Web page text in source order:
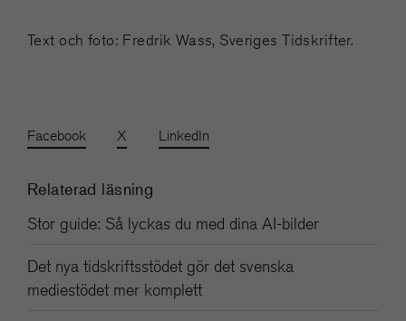
Text och foto: Fredrik Wass, Sveriges Tidskrifter.
Facebook X LinkedIn
Relaterad läsning
Stor guide: Så lyckas du med dina AI-bilder
Det nya tidskriftsstödet gör det svenska
mediestödet mer komplett